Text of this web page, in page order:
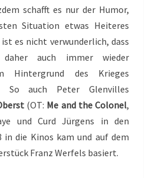
schafft es nur der Humor,
Situation etwas Heiteres
es nicht verwunderlich, dass
daher auch immer wieder
Hintergrund des Krieges
So auch Peter Glenvilles
(OT: Me and the Colonel,
und Curd Jürgens in den
in die Kinos kam und auf dem
Franz Werfels basiert.